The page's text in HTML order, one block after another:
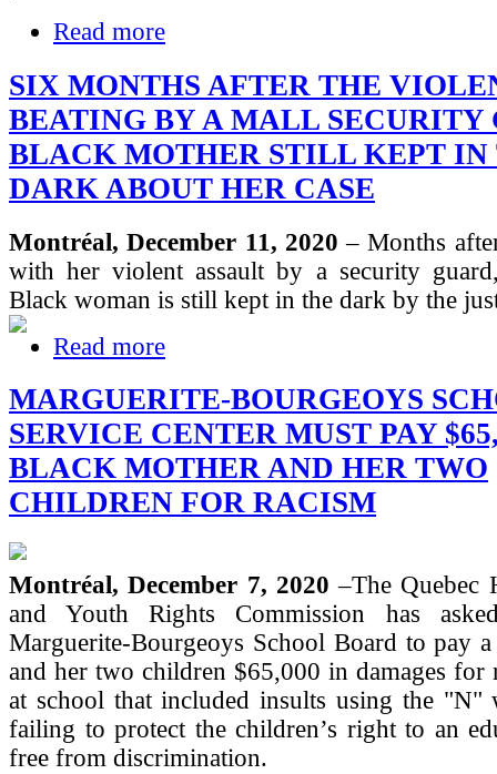
Read more
SIX MONTHS AFTER THE
BEATING BY A MALL SECURITY
BLACK MOTHER STILL KEPT IN
DARK ABOUT HER CASE
Montréal, December 11, 2020 – Months
with her violent assault by a security
Black woman is still kept in the dark by the
Read more
MARGUERITE-BOURGEOYS
SERVICE CENTER MUST PAY
BLACK MOTHER AND HER TWO
CHILDREN FOR RACISM
Montréal, December 7, 2020–The Quebec
and Youth Rights Commission has
Marguerite-Bourgeoys School Board to pay
and her two children $65,000 in damages for
at school that included insults using the "N"
failing to protect the children’s right to an
free from discrimination.